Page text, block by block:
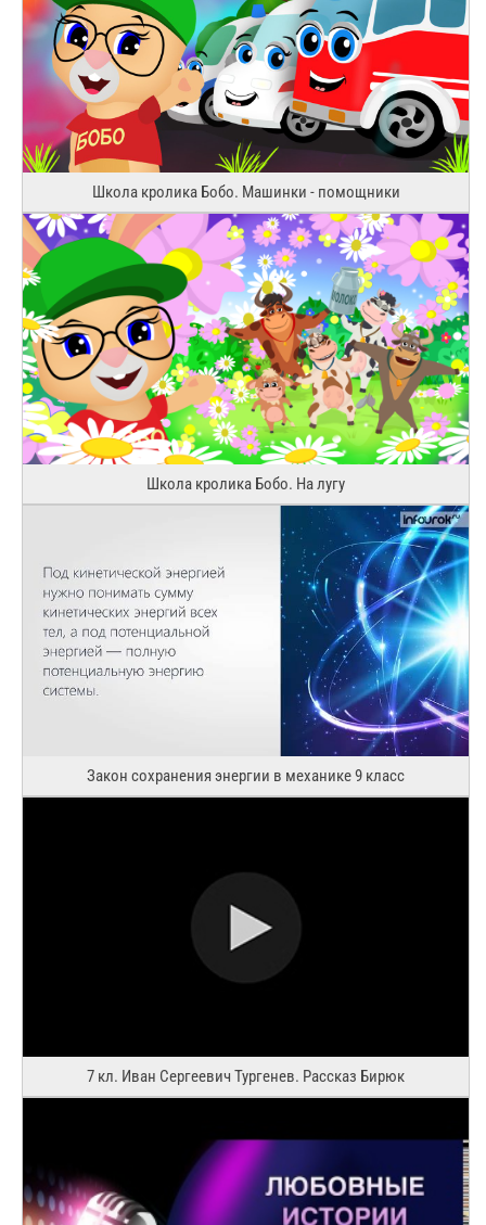
Школа кролика Бобо. Машинки - помощники
Школа кролика Бобо. На лугу
Закон сохранения энергии в механике 9 класс
7 кл. Иван Сергеевич Тургенев. Рассказ Бирюк